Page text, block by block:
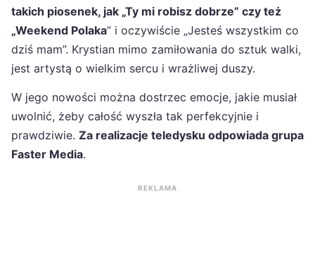
takich piosenek, jak „Ty mi robisz dobrze” czy też
„Weekend Polaka” i oczywiście „Jesteś wszystkim co
dziś mam”. Krystian mimo zamiłowania do sztuk walki,
jest artystą o wielkim sercu i wrażliwej duszy.
W jego nowości można dostrzec emocje, jakie musiał
uwolnić, żeby całość wyszła tak perfekcyjnie i
prawdziwie. Za realizacje teledysku odpowiada grupa
Faster Media.
REKLAMA